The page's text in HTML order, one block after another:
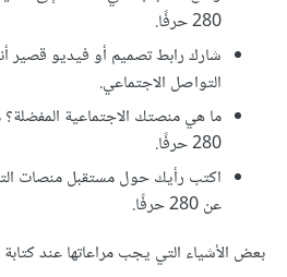
280 حرفًا.
شارك رابط تصميم أو فيديو قصير
التواصل الاجتماعي.
ما هي منصتك الاجتماعية
280 حرفًا.
اكتب رأيك حول مستقبل منصات
عن 280 حرفًا.
بعض الأشياء التي يجب مراعاتها عند